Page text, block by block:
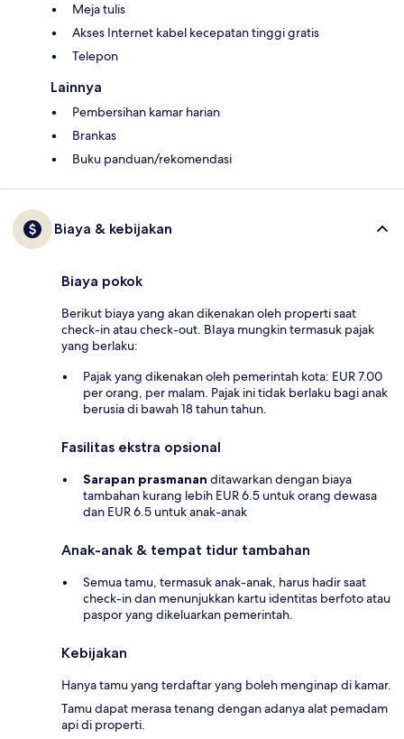
Meja tulis
Akses Internet kabel kecepatan tinggi gratis
Telepon
Lainnya
Pembersihan kamar harian
Brankas
Buku panduan/rekomendasi
Biaya & kebijakan
Biaya pokok
Berikut biaya yang akan dikenakan oleh properti saat
check-in atau check-out. BIaya mungkin termasuk pajak
yang berlaku:
Pajak yang dikenakan oleh pemerintah kota: EUR 7.00
per orang, per malam. Pajak ini tidak berlaku bagi anak
berusia di bawah 18 tahun tahun.
Fasilitas ekstra opsional
Sarapan prasmanan ditawarkan dengan biaya
tambahan kurang lebih EUR 6.5 untuk orang dewasa
dan EUR 6.5 untuk anak-anak
Anak-anak & tempat tidur tambahan
Semua tamu, termasuk anak-anak, harus hadir saat
check-in dan menunjukkan kartu identitas berfoto atau
paspor yang dikeluarkan pemerintah.
Kebijakan
Hanya tamu yang terdaftar yang boleh menginap di kamar.
Tamu dapat merasa tenang dengan adanya alat pemadam
api di properti.